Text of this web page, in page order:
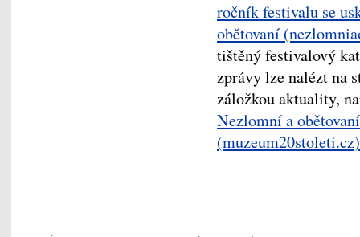
ročník festivalu se
obětovaní
tištěný festivalový
zprávy lze nalézt na
záložkou aktuality,
Nezlomní a